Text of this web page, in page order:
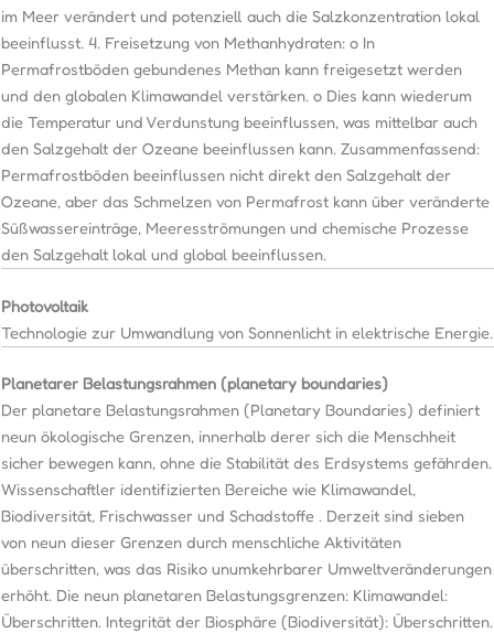
im Meer verändert und potenziell auch die Salzkonzentration lokal
beeinflusst. 4. Freisetzung von Methanhydraten: o In
Permafrostböden gebundenes Methan kann freigesetzt werden
und den globalen Klimawandel verstärken. o Dies kann wiederum
die Temperatur und Verdunstung beeinflussen, was mittelbar auch
den Salzgehalt der Ozeane beeinflussen kann. Zusammenfassend:
Permafrostböden beeinflussen nicht direkt den Salzgehalt der
Ozeane, aber das Schmelzen von Permafrost kann über veränderte
Süßwassereinträge, Meeresströmungen und chemische Prozesse
den Salzgehalt lokal und global beeinflussen.
Photovoltaik
Technologie zur Umwandlung von Sonnenlicht in elektrische Energie.
Planetarer Belastungsrahmen (planetary boundaries)
Der planetare Belastungsrahmen (Planetary Boundaries) definiert
neun ökologische Grenzen, innerhalb derer sich die Menschheit
sicher bewegen kann, ohne die Stabilität des Erdsystems gefährden.
Wissenschaftler identifizierten Bereiche wie Klimawandel,
Biodiversität, Frischwasser und Schadstoffe . Derzeit sind sieben
von neun dieser Grenzen durch menschliche Aktivitäten
überschritten, was das Risiko unumkehrbarer Umweltveränderungen
erhöht. Die neun planetaren Belastungsgrenzen: Klimawandel:
Überschritten. Integrität der Biosphäre (Biodiversität): Überschritten.